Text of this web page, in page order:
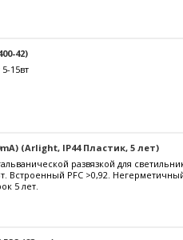
42)
15вт
(Arlight, IP44 Пластик, 5 лет)
развязкой для
Встроенный PFC >0,92.
5 лет.